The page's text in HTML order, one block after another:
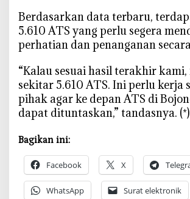
‎Berdasarkan data terbaru,
5.610 ATS yang perlu segera
perhatian dan penanganan
‎“Kalau sesuai hasil terakhir kami,
sekitar 5.610 ATS. Ini perlu kerja
pihak agar ke depan ATS di
dapat dituntaskan,” tandasnya. (*)
Bagikan ini:
Facebook X
WhatsApp Surat elektronik